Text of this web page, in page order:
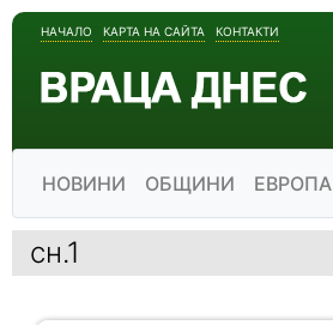
НАЧАЛО КАРТА НА САЙТА КОНТАКТИ
НОВИНИ ОБЩИНИ ЕВРОПА
сн.1